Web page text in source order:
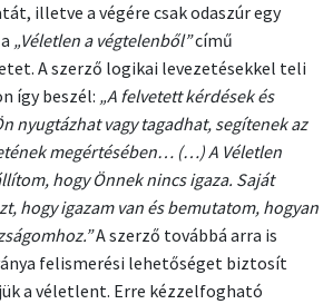
illetve a végére csak odaszúr egy
„Véletlen a végtelenből”című
A szerző logikai levezetésekkel teli
így beszél: „A felvetett kérdések és
nyugtázhat vagy tagadhat, segítenek az
megértésében… (…) A Véletlen
hogy Önnek nincs igaza. Saját
hogy igazam van és bemutatom, hogyan
A szerző továbbá arra is
felismerési lehetőséget biztosít
a véletlent. Erre kézzelfogható